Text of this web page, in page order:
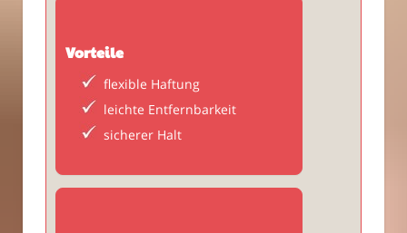
Vorteile
flexible Haftung
leichte Entfernbarkeit
sicherer Halt